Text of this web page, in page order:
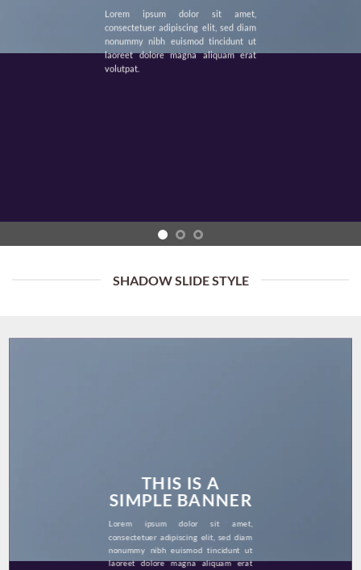
Lorem ipsum dolor sit amet,
consectetuer adipiscing elit, sed diam
nonummy nibh euismod tincidunt ut
laoreet dolore magna aliquam erat
volutpat.
SHADOW SLIDE STYLE
THIS IS A
SIMPLE BANNER
Lorem ipsum dolor sit amet,
consectetuer adipiscing elit, sed diam
nonummy nibh euismod tincidunt ut
laoreet dolore magna aliquam erat